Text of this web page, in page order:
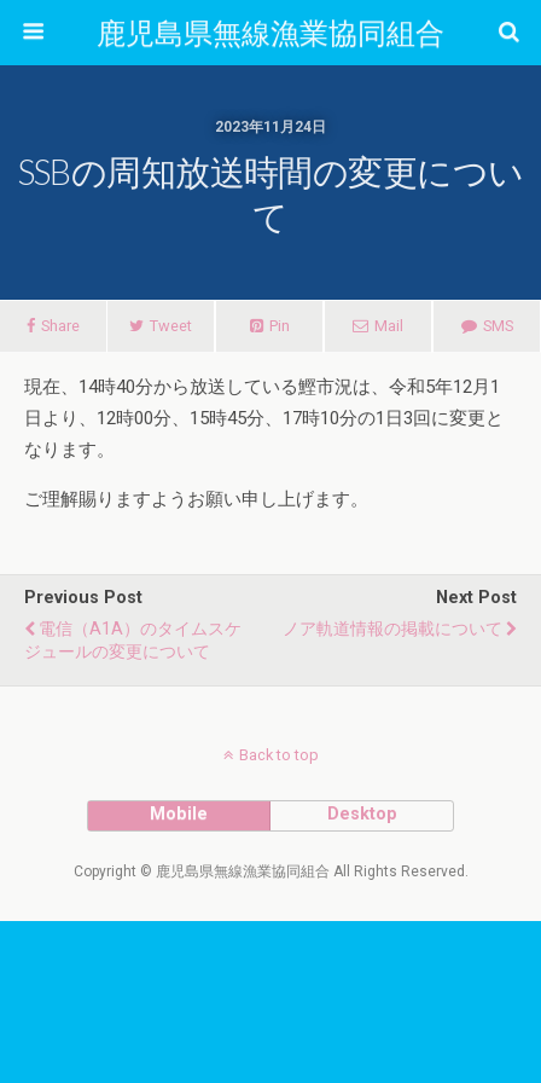
鹿児島県無線漁業協同組合
2023年11月24日
SSBの周知放送時間の変更につい
て
Share Tweet Pin Mail SMS
現在、14時40分から放送している鰹市況は、令和5年12月1
日より、12時00分、15時45分、17時10分の1日3回に変更と
なります。
ご理解賜りますようお願い申し上げます。
Previous Post
電信（A1A）のタイムスケ
ジュールの変更について
Next Post
ノア軌道情報の掲載について
Back to top
Mobile Desktop
Copyright © 鹿児島県無線漁業協同組合 All Rights Reserved.